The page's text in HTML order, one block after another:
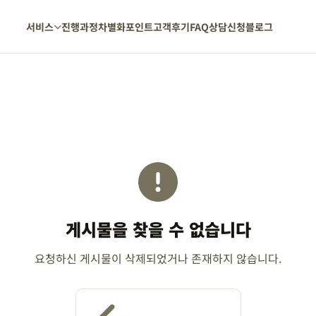
서비스 진행과정차별화포인트고객후기FAQ상담신청블로그
게시물을 찾을 수 없습니다
요청하신 게시물이 삭제되었거나 존재하지 않습니다.